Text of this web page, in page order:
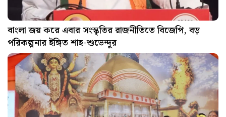
বাংলা জয় করে এবার সংস্কৃতির রাজনীতিতে বিজেপি, বড়
পরিকল্পনার ইঙ্গিত শাহ-শুভেন্দুর